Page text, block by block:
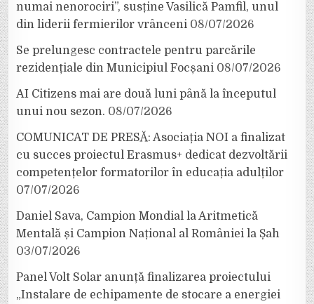
numai nenorociri”, susține Vasilică Pamfil, unul
din liderii fermierilor vrânceni 08/07/2026
Se prelungesc contractele pentru parcările
rezidențiale din Municipiul Focșani 08/07/2026
AI Citizens mai are două luni până la începutul
unui nou sezon. 08/07/2026
COMUNICAT DE PRESĂ: Asociația NOI a finalizat
cu succes proiectul Erasmus+ dedicat dezvoltării
competențelor formatorilor în educația adulților
07/07/2026
Daniel Sava, Campion Mondial la Aritmetică
Mentală și Campion Național al României la Șah
03/07/2026
Panel Volt Solar anunță finalizarea proiectului
„Instalare de echipamente de stocare a energiei